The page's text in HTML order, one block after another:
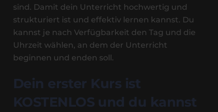
sind. Damit dein Unterricht hochwertig und
strukturiert ist und effektiv lernen kannst. Du
kannst je nach Verfügbarkeit den Tag und die
Uhrzeit wählen, an dem der Unterricht
beginnen und enden soll.
Dein erster Kurs ist
KOSTENLOS und du kannst